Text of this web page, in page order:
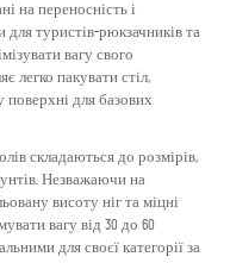
на переносність і
туристів-рюкзачників та
вагу свого
легко пакувати стіл,
для базових
складаються до розмірів,
Незважаючи на
висоту ніг та міцні
вагу від 30 до 60
для своєї категорії за